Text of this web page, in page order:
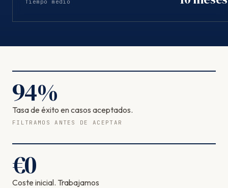
Tiempo medio
94%
Tasa de éxito en casos aceptados.
FILTRAMOS ANTES DE ACEPTAR
€0
Coste inicial. Trabajamos